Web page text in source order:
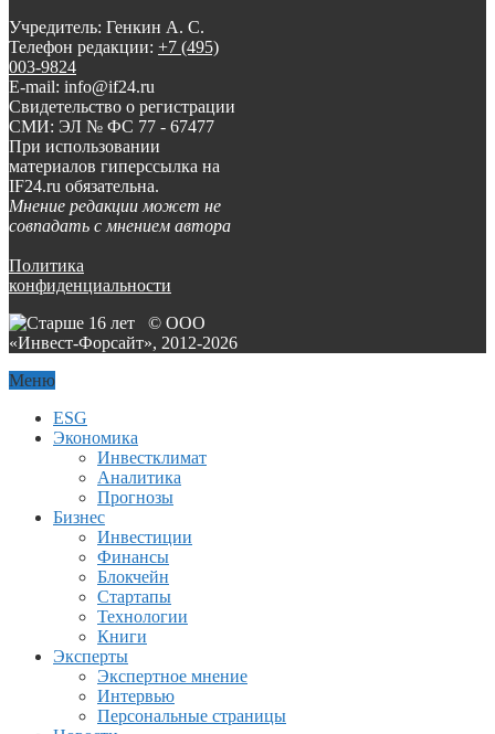
Учредитель: Генкин А. С.
Телефон редакции: +7 (495)
003-9824
E-mail: info@if24.ru
Свидетельство о регистрации
СМИ: ЭЛ № ФС 77 - 67477
При использовании
материалов гиперссылка на
IF24.ru обязательна.
Мнение редакции может не
совпадать с мнением автора
Политика
конфиденциальности
© ООО
«Инвест-Форсайт», 2012-2026
Меню
ESG
Экономика
Инвестклимат
Аналитика
Прогнозы
Бизнес
Инвестиции
Финансы
Блокчейн
Стартапы
Технологии
Книги
Эксперты
Экспертное мнение
Интервью
Персональные страницы